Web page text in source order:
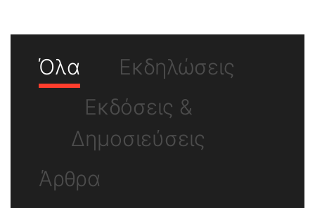
Όλα
Εκδηλώσεις
Εκδόσεις &
Δημοσιεύσεις
Άρθρα